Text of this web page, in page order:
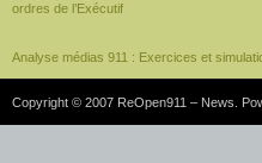
ordres de l’Exécutif
Analyse médias 911 : Exercices et
Copyright © 2007 ReOpen911 – News.